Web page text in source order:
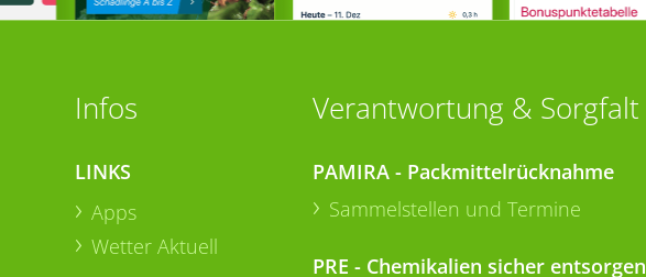
Infos
LINKS
Apps
Wetter Aktuell
Verantwortung & Sorgfalt
PAMIRA - Packmittelrücknahme
Sammelstellen und Termine
PRE - Chemikalien sicher entsorgen